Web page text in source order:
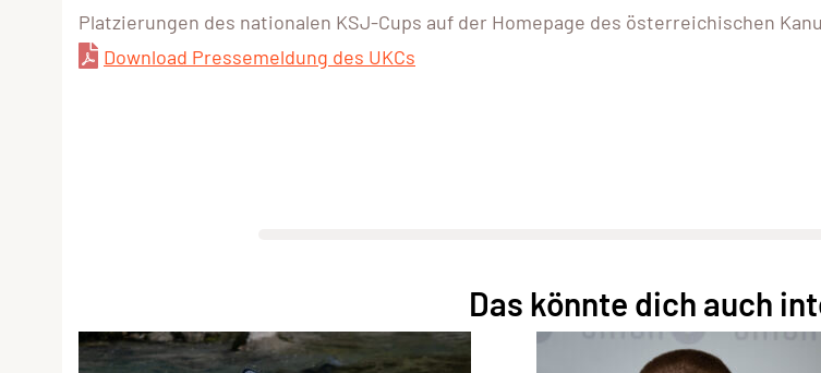
Platzierungen des nationalen KSJ-Cups auf der Homepage des österreichischen
Download Pressemeldung des UKCs
Das könnte dich auch